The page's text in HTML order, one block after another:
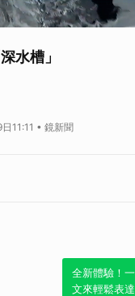
水槽」
市區的溪水完成改道工程
交通部展開三階段搶通
立即加入鏡新聞LINE官
人愛心
11:11 • 鏡新聞
全新體驗！
文來輕鬆表達